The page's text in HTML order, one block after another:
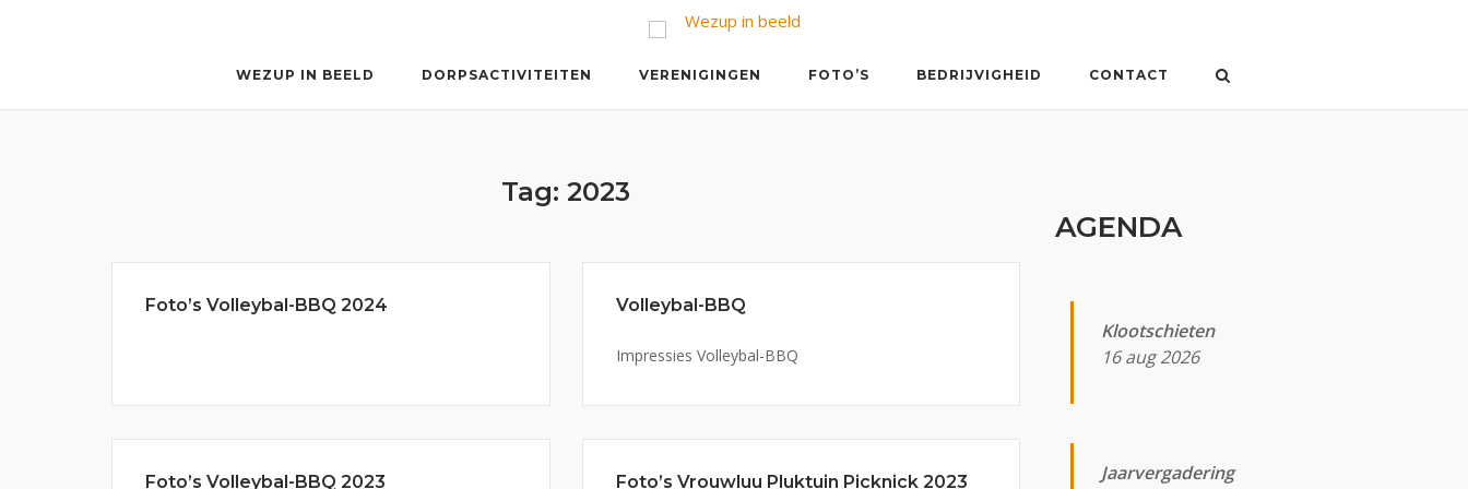
WEZUP IN BEELD DORPSACTIVITEITEN VERENIGINGEN FOTO’S BEDRIJVIGHEID CONTACT
Tag:2023
Foto’s Volleybal-BBQ 2024 Volleybal-BBQ
Impressies Volleybal-BBQ
Foto’s Volleybal-BBQ 2023 Foto’s Vrouwluu Pluktuin Picknick 2023
AGENDA
Klootschieten
16 aug 2026
Jaarvergadering